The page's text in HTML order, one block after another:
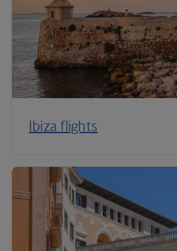
Ibiza flights